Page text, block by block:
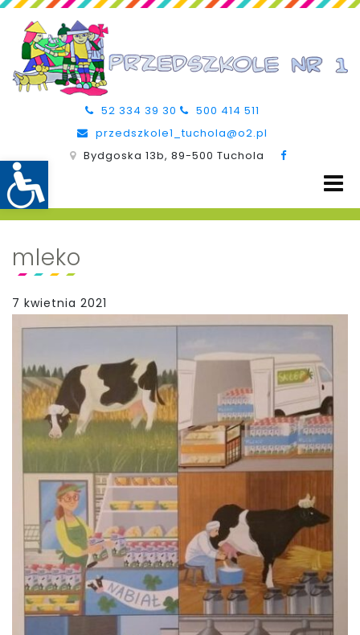
52 334 39 30
500 414 511
przedszkole1_tuchola@o2.pl
Bydgoska 13b, 89-500 Tuchola
mleko
7 kwietnia 2021